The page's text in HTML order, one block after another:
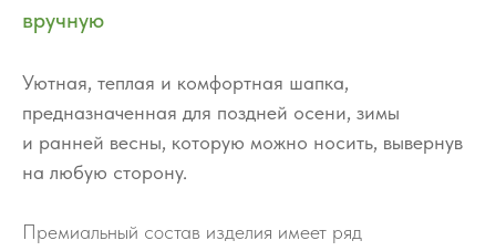
вручную
Уютная, теплая и комфортная шапка,
предназначенная для поздней осени, зимы
и ранней весны, которую можно носить, вывернув
на любую сторону.
Премиальный состав изделия имеет ряд